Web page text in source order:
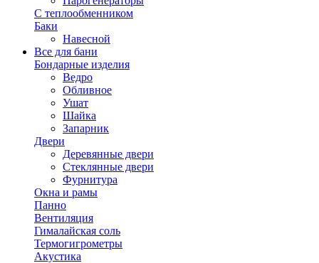
С теплообменником
Баки
Навесной
Все для бани
Бондарные изделия
Ведро
Обливное
Ушат
Шайка
Запарник
Двери
Деревянные двери
Стеклянные двери
Фурнитура
Окна и рамы
Панно
Вентиляция
Гималайская соль
Термогигрометры
Акустика